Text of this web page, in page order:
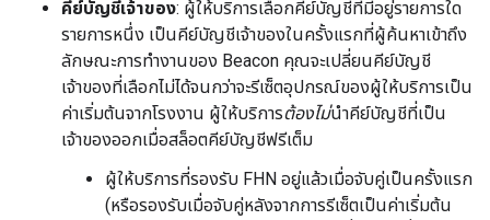
คีย์บัญชีเจ้าของ: ผู้ให้บริการเลือกคีย์บัญชีที่มีอยู่รายการใด
รายการหนึ่ง เป็นคีย์บัญชีเจ้าของในครั้งแรกที่ผู้ค้นหาเข้าถึง
ลักษณะการทำงานของ Beacon คุณจะเปลี่ยนคีย์บัญชี
เจ้าของที่เลือกไม่ได้จนกว่าจะรีเซ็ตอุปกรณ์ของผู้ให้บริการเป็น
ค่าเริ่มต้นจากโรงงาน ผู้ให้บริการต้องไม่นำคีย์บัญชีที่เป็น
เจ้าของออกเมื่อสล็อตคีย์บัญชีฟรีเต็ม
ผู้ให้บริการที่รองรับ FHN อยู่แล้วเมื่อจับคู่เป็นครั้งแรก
(หรือรองรับเมื่อจับคู่หลังจากการรีเซ็ตเป็นค่าเริ่มต้น